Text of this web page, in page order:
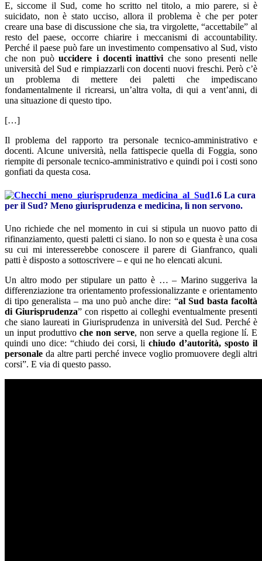
E, siccome il Sud, come ho scritto nel titolo, a mio parere, si è
suicidato, non è stato ucciso, allora il problema è che per poter
creare una base di discussione che sia, tra virgolette, “accettabile” al
resto del paese, occorre chiarire i meccanismi di accountability.
Perché il paese può fare un investimento compensativo al Sud, visto
che non puòuccidere i docenti inattiviche sono presenti nelle
università del Sud e rimpiazzarli con docenti nuovi freschi. Però c’è
un problema di mettere dei paletti che impediscano
fondamentalmente il ricrearsi, un’altra volta, di qui a vent’anni, di
una situazione di questo tipo.
[…]
Il problema del rapporto tra personale tecnico-amministrativo e
docenti. Alcune università, nella fattispecie quella di Foggia, sono
riempite di personale tecnico-amministrativo e quindi poi i costi sono
gonfiati da questa cosa.
1.6 La cura
per il Sud? Meno giurisprudenza e medicina, lì non servono.
Uno richiede che nel momento in cui si stipula un nuovo patto di
rifinanziamento, questi paletti ci siano. Io non so e questa è una cosa
su cui mi interesserebbe conoscere il parere di Gianfranco, quali
patti è disposto a sottoscrivere – e qui ne ho elencati alcuni.
Un altro modo per stipulare un patto è … – Marino suggeriva la
differenziazione tra orientamento professionalizzante e orientamento
di tipo generalista – ma uno può anche dire: “al Sud basta facoltà
di Giurisprudenza” con rispetto ai colleghi eventualmente presenti
che siano laureati in Giurisprudenza in università del Sud. Perché è
un input produttivo che non serve, non serve a quella regione lí. E
quindi uno dice: “chiudo dei corsi, lichiudo d’autorità, sposto il
personale da altre parti perché invece voglio promuovere degli altri
corsi”. E via di questo passo.